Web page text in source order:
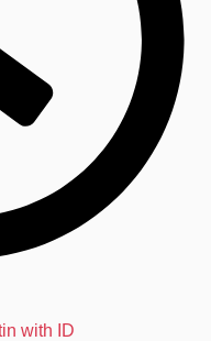
with ID